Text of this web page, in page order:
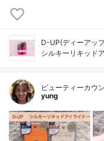
D-UP(ディーアッ
シルキーリキッド
ビューティーカ
yung